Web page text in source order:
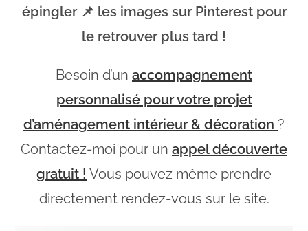
épingler 📌 les images sur Pinterest pour
le retrouver plus tard !
Besoin d’un accompagnement
personnalisé pour votre projet
d’aménagement intérieur & décoration ?
Contactez-moi pour un appel découverte
gratuit ! Vous pouvez même prendre
directement rendez-vous sur le site.